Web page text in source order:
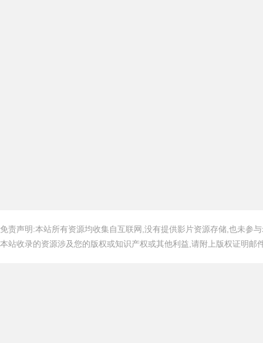
免责声明:本站所有资源均收集自互联网,没有提供影片资源存储,也未参
本站收录的资源涉及您的版权或知识产权或其他利益,请附上版权证明